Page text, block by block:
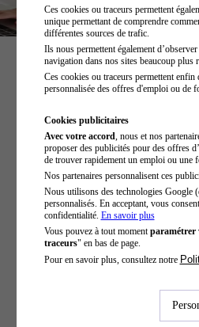
Ces cookies ou traceurs permettent
unique permettant de comprendre
différentes sources de trafic.
Ils nous permettent également
navigation dans nos sites beaucoup plus
Ces cookies ou traceurs permettent
personnalisée des offres d'emploi ou de
Cookies publicitaires
Avec votre accord , nous et nos
proposer des publicités pour des offres
de trouver rapidement un emploi ou une
Nos partenaires personnalisent ces
Nous utilisons des technologies Google
personnalisés. En acceptant, vous
confidentialité. En savoir plus
Vous pouvez à tout moment paramétrer
traceurs" en bas de page.
Pour en savoir plus, consultez notre